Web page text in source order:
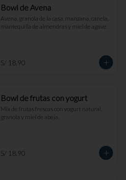
Bowl de Avena
Avena, granola de la casa, manzana, canela,
mantequilla de almendras y miel de agave.
S/ 18.90
Bowl de frutas con yogurt
Mix de frutas frescas con yogurt natural,
granola y miel de abeja.
S/ 18.90